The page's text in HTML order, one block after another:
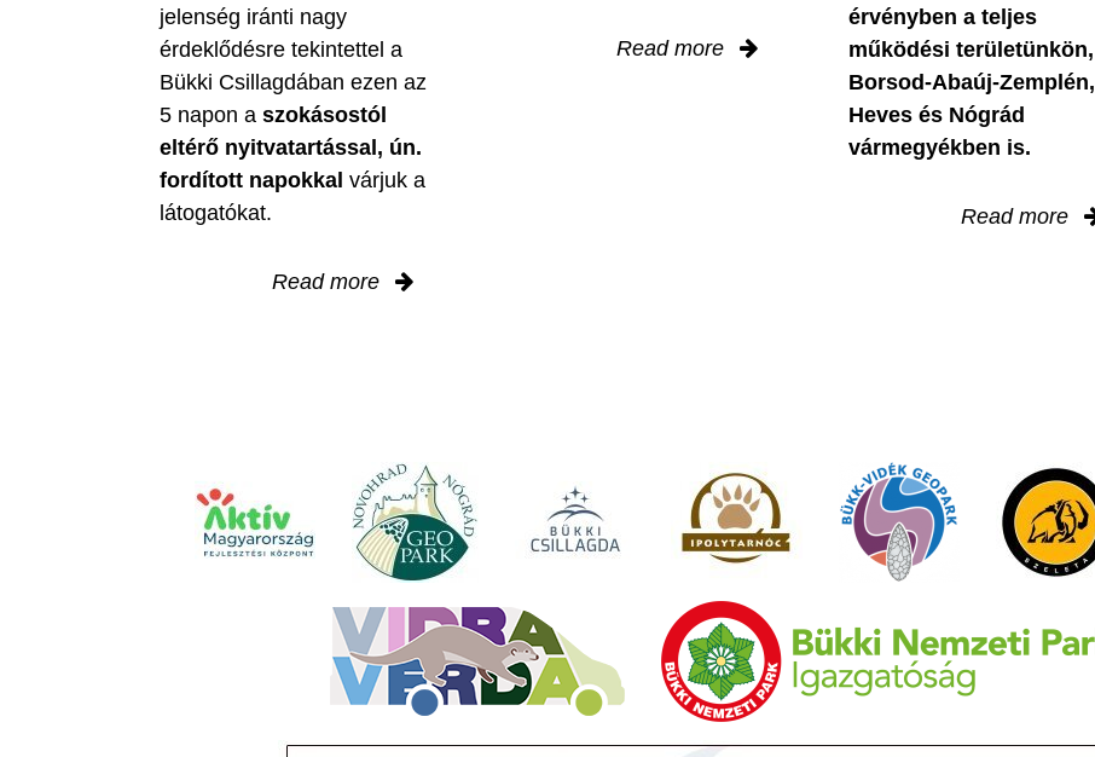
jelenség iránti nagy
érdeklődésre tekintettel a
Bükki Csillagdában ezen az
5 napon a szokásostól
eltérő nyitvatartással, ún.
fordított napokkal várjuk a
látogatókat.
Read more
Read more
érvényben a teljes
működési területünkön,
Borsod-Abaúj-Zemplén,
Heves és Nógrád
vármegyékben is.
Read more